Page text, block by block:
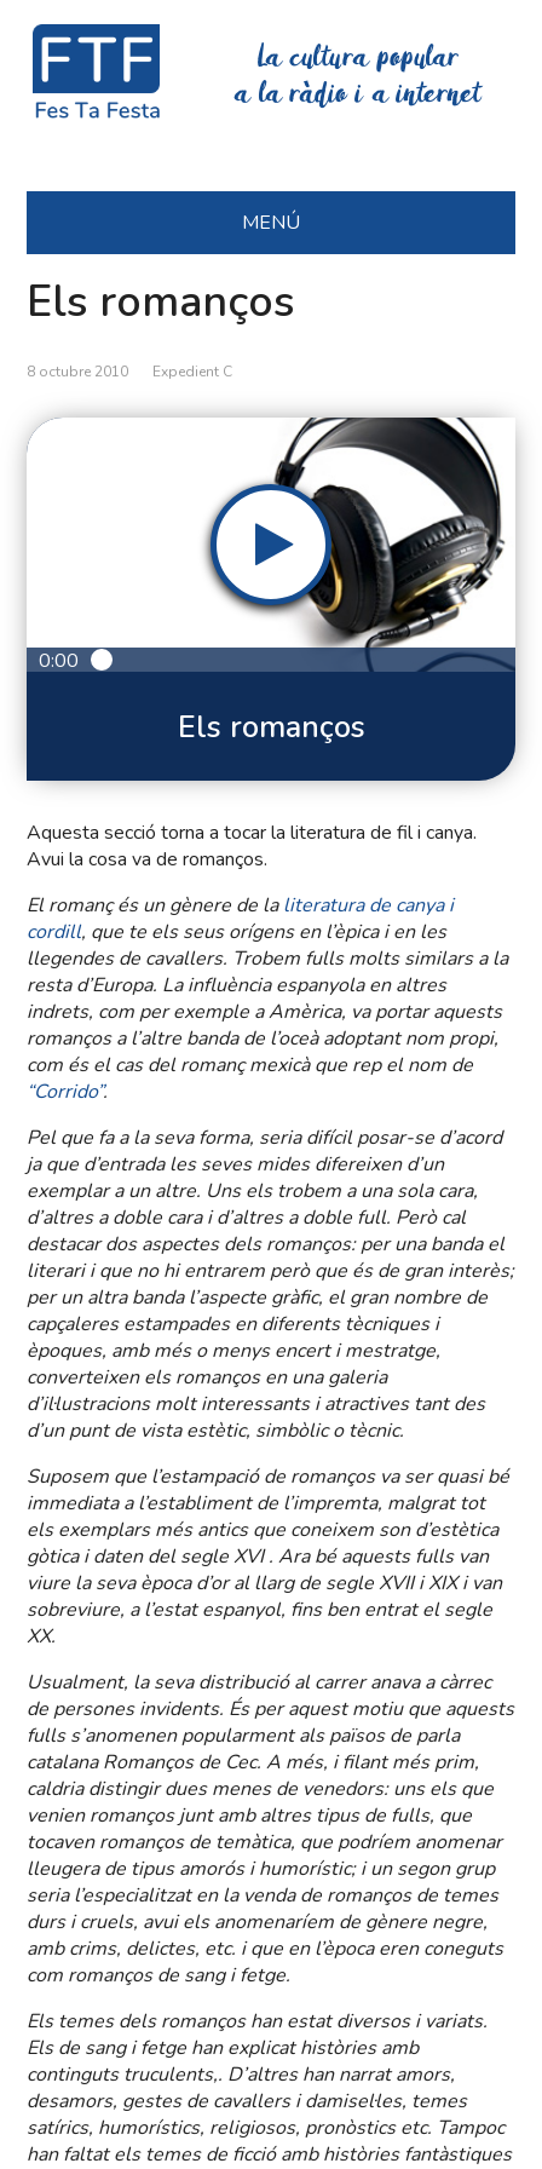
La cultura popular
a la ràdio i a internet
MENÚ
Els romanços
8 octubre 2010 Expedient C
0:00
Els romanços
Aquesta secció torna a tocar la literatura de fil i canya.
Avui la cosa va de romanços.
El romanç és un gènere de laliteratura de canya i
cordill, que te els seus orígens en l’èpica i en les
llegendes de cavallers. Trobem fulls molts similars a la
resta d’Europa. La influència espanyola en altres
indrets, com per exemple a Amèrica, va portar aquests
romanços a l’altre banda de l’oceà adoptant nom propi,
com és el cas del romanç mexicà que rep el nom de
“Corrido”.
Pel que fa a la seva forma, seria difícil posar-se d’acord
ja que d’entrada les seves mides difereixen d’un
exemplar a un altre. Uns els trobem a una sola cara,
d’altres a doble cara i d’altres a doble full. Però cal
destacar dos aspectes dels romanços: per una banda el
literari i que no hi entrarem però que és de gran interès;
per un altra banda l’aspecte gràfic, el gran nombre de
capçaleres estampades en diferents tècniques i
èpoques, amb més o menys encert i mestratge,
converteixen els romanços en una galeria
d’il·lustracions molt interessants i atractives tant des
d’un punt de vista estètic, simbòlic o tècnic.
Suposem que l’estampació de romanços va ser quasi bé
immediata a l’establiment de l’impremta, malgrat tot
els exemplars més antics que coneixem son d’estètica
gòtica i daten del segle XVI . Ara bé aquests fulls van
viure la seva època d’or al llarg de segle XVII i XIX i van
sobreviure, a l’estat espanyol, fins ben entrat el segle
XX.
Usualment, la seva distribució al carrer anava a càrrec
de persones invidents. És per aquest motiu que aquests
fulls s’anomenen popularment als països de parla
catalana Romanços de Cec. A més, i filant més prim,
caldria distingir dues menes de venedors: uns els que
venien romanços junt amb altres tipus de fulls, que
tocaven romanços de temàtica, que podríem anomenar
lleugera de tipus amorós i humorístic; i un segon grup
seria l’especialitzat en la venda de romanços de temes
durs i cruels, avui els anomenaríem de gènere negre,
amb crims, delictes, etc. i que en l’època eren coneguts
com romanços de sang i fetge.
Els temes dels romanços han estat diversos i variats.
Els de sang i fetge han explicat històries amb
continguts truculents,. D’altres han narrat amors,
desamors, gestes de cavallers i damisel·les, temes
satírics, humorístics, religiosos, pronòstics etc. Tampoc
han faltat els temes de ficció amb històries fantàstiques